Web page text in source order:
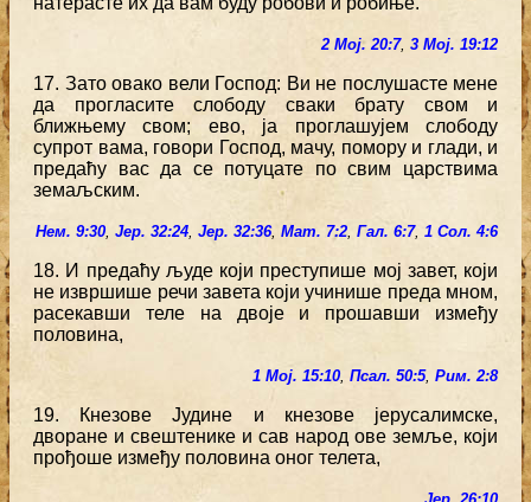
2 Мој. 20:7, 3 Мој. 19:12
17. Зато овако вели Господ: Ви не послушасте мене
да прогласите слободу сваки брату свом и
ближњему свом; ево, ја проглашујем слободу
супрот вама, говори Господ, мачу, помору и глади, и
предаћу вас да се потуцате по свим царствима
земаљским.
Нем. 9:30, Јер. 32:24, Јер. 32:36, Мат. 7:2, Гал. 6:7, 1 Сол. 4:6
18. И предаћу људе који преступише мој завет, који
не извршише речи завета који учинише преда мном,
расекавши теле на двоје и прошавши између
половина,
1 Мој. 15:10, Псал. 50:5, Рим. 2:8
19. Кнезове Јудине и кнезове јерусалимске,
дворане и свештенике и сав народ ове земље, који
прођоше између половина оног телета,